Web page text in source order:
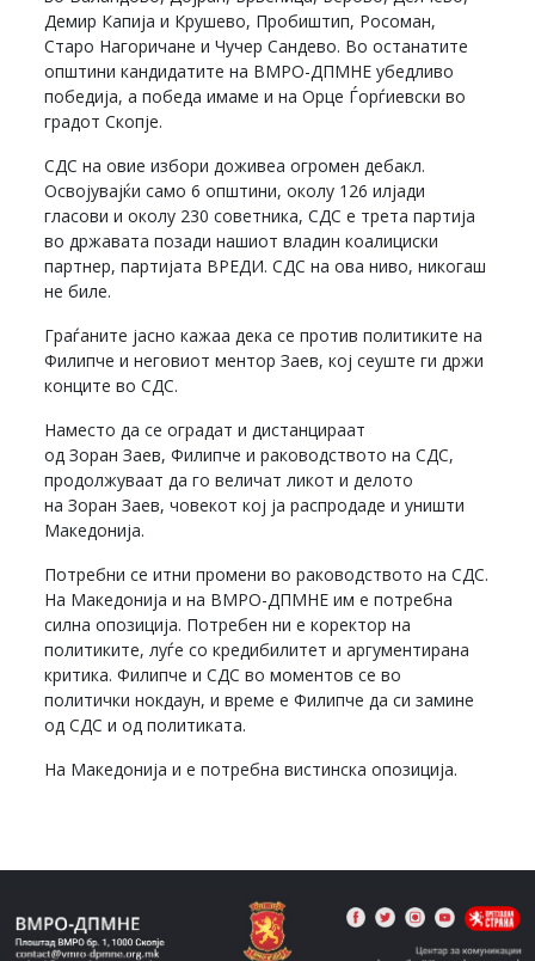
Демир Капија и Крушево, Пробиштип, Росоман,
Старо Нагоричане и Чучер Сандево. Во останатите
општини кандидатите на ВМРО-ДПМНЕ убедливо
победија, а победа имаме и на Орце Ѓорѓиевски во
градот Скопје.
СДС на овие избори доживеа огромен дебакл.
Освојувајќи само 6 општини, околу 126 илјади
гласови и околу 230 советника, СДС е трета партија
во државата позади нашиот владин коалициски
партнер, партијата ВРЕДИ. СДС на ова ниво, никогаш
не биле.
Граѓаните јасно кажаа дека се против политиките на
Филипче и неговиот ментор Заев, кој сеуште ги држи
конците во СДС.
Наместо да се оградат и дистанцираат
од Зоран Заев, Филипче и раководството на СДС,
продолжуваат да го величат ликот и делото
на Зоран Заев, човекот кој ја распродаде и уништи
Македонија.
Потребни се итни промени во раководството на СДС.
На Македонија и на ВМРО-ДПМНЕ им е потребна
силна опозиција. Потребен ни е коректор на
политиките, луѓе со кредибилитет и аргументирана
критика. Филипче и СДС во моментов се во
политички нокдаун, и време е Филипче да си замине
од СДС и од политиката.
На Македонија и е потребна вистинска опозиција.